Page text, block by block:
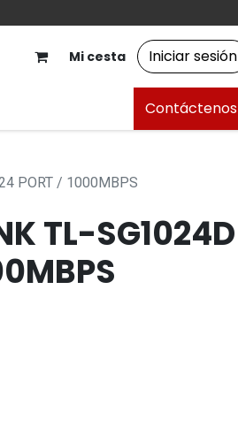
Mi cesta Iniciar sesión
Contáctenos
PORT / 1000MBPS
TL-SG1024D